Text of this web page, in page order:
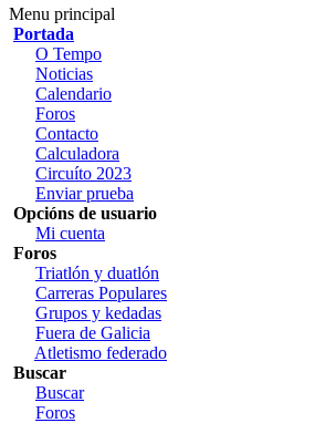
Menu principal
Portada
O Tempo
Noticias
Calendario
Foros
Contacto
Calculadora
Circuíto 2023
Enviar prueba
Opcións de usuario
Mi cuenta
Foros
Triatlón y duatlón
Carreras Populares
Grupos y kedadas
Fuera de Galicia
Atletismo federado
Buscar
Buscar
Foros